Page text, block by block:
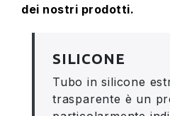
dei nostri prodotti.
SILICONE
Tubo in silicone
trasparente è un